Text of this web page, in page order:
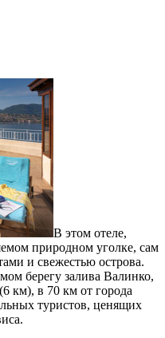
В этом отеле,
природном уголке, сам
и свежестью острова.
берегу залива Валинко,
км), в 70 км от города
туристов, ценящих